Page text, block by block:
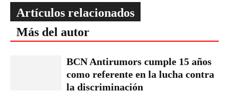
Artículos relacionados
Más del autor
BCN Antirumors cumple 15 años
como referente en la lucha contra
la discriminación